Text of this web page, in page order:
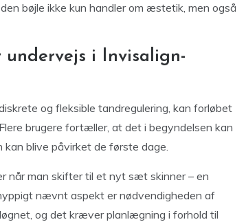
bøjle ikke kun handler om æstetik, men også
i Invisalign-
og fleksible tandregulering, kan forløbet
brugere fortæller, at det i begyndelsen kan
blive påvirket de første dage.
når man skifter til et nyt sæt skinner – en
nævnt aspekt er nødvendigheden af
og det kræver planlægning i forhold til